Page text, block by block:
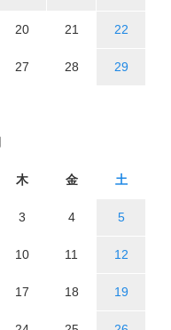
20 21 22
27 28 29
木 金 土
3 4 5
10 11 12
17 18 19